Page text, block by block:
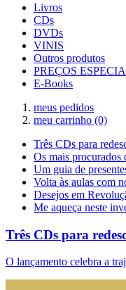
Livros
CDs
DVDs
VINIS
Outros produtos
PREÇOS
E-Books
meus pedidos
meu carrinho (0)
Três CDs para
Os mais procurados
Um guia de
Volta às aulas com
Desejos em
Me aqueça neste
Três CDs para
O lançamento celebra a